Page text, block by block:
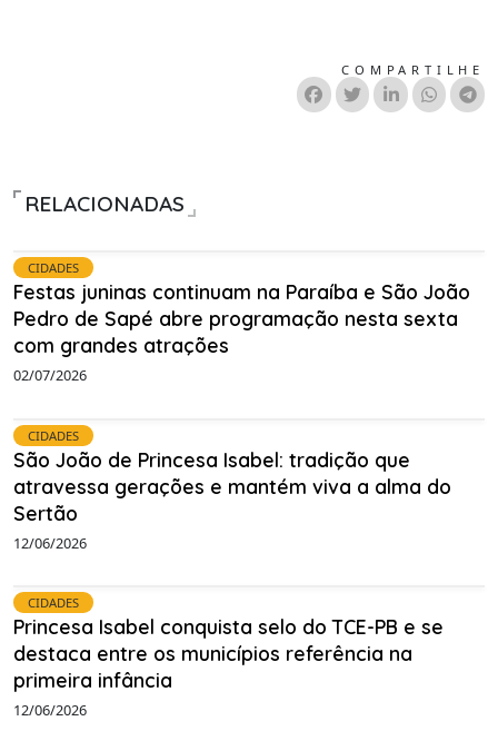
COMPARTILHE
RELACIONADAS
CIDADES
Festas juninas continuam na Paraíba e São João
Pedro de Sapé abre programação nesta sexta
com grandes atrações
02/07/2026
CIDADES
São João de Princesa Isabel: tradição que
atravessa gerações e mantém viva a alma do
Sertão
12/06/2026
CIDADES
Princesa Isabel conquista selo do TCE-PB e se
destaca entre os municípios referência na
primeira infância
12/06/2026